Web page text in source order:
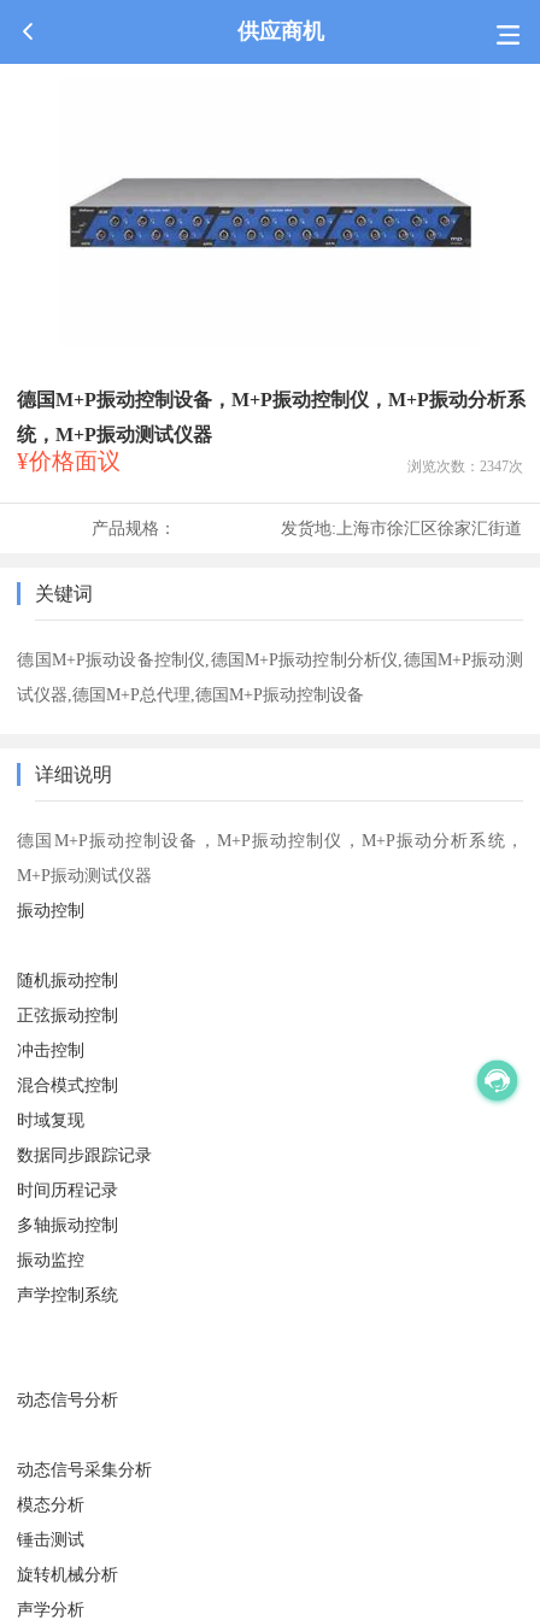
供应商机
德国M+P振动控制设备，M+P振动控制仪，M+P振动分析系
统，M+P振动测试仪器
¥价格面议 浏览次数： 2347次
产品规格： 发货地:上海市徐汇区徐家汇街道
关键词
德国M+P振动设备控制仪,德国M+P振动控制分析仪,德国M+P振动测
试仪器,德国M+P总代理,德国M+P振动控制设备
详细说明
德国M+P振动控制设备，M+P振动控制仪，M+P振动分析系统，
M+P振动测试仪器
振动控制
随机振动控制
正弦振动控制
冲击控制
混合模式控制
时域复现
数据同步跟踪记录
时间历程记录
多轴振动控制
振动监控
声学控制系统
动态信号分析
动态信号采集分析
模态分析
锤击测试
旋转机械分析
声学分析